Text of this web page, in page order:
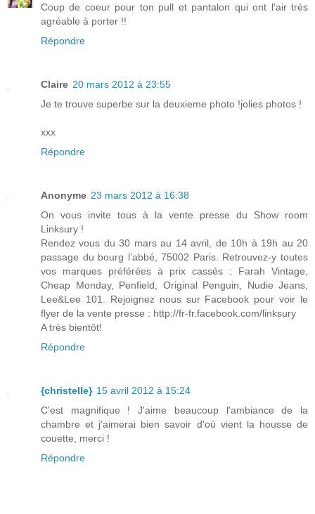
Coup de coeur pour ton pull et pantalon qui ont l'air très
agréable à porter !!
Répondre
Claire 20 mars 2012 à 23:55
Je te trouve superbe sur la deuxieme photo !jolies photos !
xxx
Répondre
Anonyme 23 mars 2012 à 16:38
On vous invite tous à la vente presse du Show room
Linksury !
Rendez vous du 30 mars au 14 avril, de 10h à 19h au 20
passage du bourg l’abbé, 75002 Paris. Retrouvez-y toutes
vos marques préférées à prix cassés : Farah Vintage,
Cheap Monday, Penfield, Original Penguin, Nudie Jeans,
Lee&Lee 101. Rejoignez nous sur Facebook pour voir le
flyer de la vente presse : http://fr-fr.facebook.com/linksury
A très bientôt!
Répondre
{christelle} 15 avril 2012 à 15:24
C'est magnifique ! J'aime beaucoup l'ambiance de la
chambre et j'aimerai bien savoir d'où vient la housse de
couette, merci !
Répondre